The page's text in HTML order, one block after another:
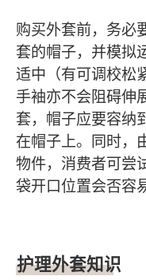
购买外套前，务必
套的帽子，并模拟
适中（有可调校松
手袖亦不会阻碍伸
套，帽子应要容纳
在帽子上。同时，
物件，消费者可尝
袋开口位置会否容
护理外套知识